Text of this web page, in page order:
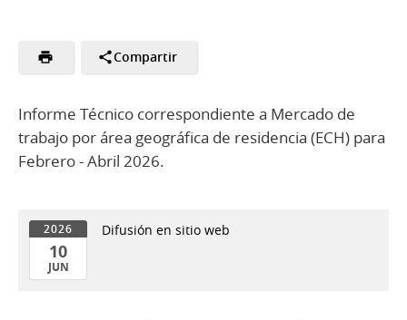
Compartir
Informe Técnico correspondiente a Mercado de
trabajo por área geográfica de residencia (ECH) para
Febrero - Abril 2026.
2026
10
JUN
Difusión en sitio web